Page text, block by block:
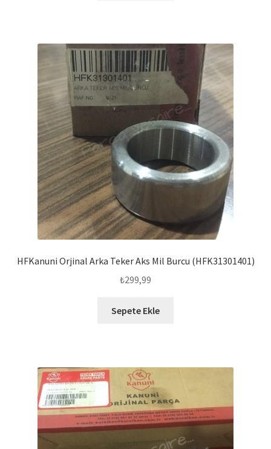
HFKanuni Orjinal Arka Teker Aks Mil Burcu (HFK31301401)
₺299,99
Sepete Ekle